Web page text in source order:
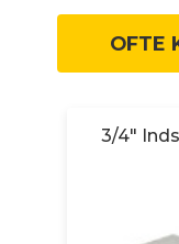
OFTE
3/4"